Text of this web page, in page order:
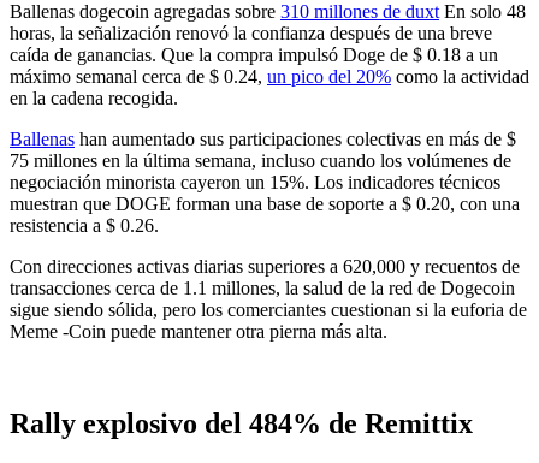
Ballenas dogecoin agregadas sobre 310 millones de duxt En solo 48
horas, la señalización renovó la confianza después de una breve
caída de ganancias. Que la compra impulsó Doge de $ 0.18 a un
máximo semanal cerca de $ 0.24, un pico del 20% como la actividad
en la cadena recogida.
Ballenas han aumentado sus participaciones colectivas en más de $
75 millones en la última semana, incluso cuando los volúmenes de
negociación minorista cayeron un 15%. Los indicadores técnicos
muestran que DOGE forman una base de soporte a $ 0.20, con una
resistencia a $ 0.26.
Con direcciones activas diarias superiores a 620,000 y recuentos de
transacciones cerca de 1.1 millones, la salud de la red de Dogecoin
sigue siendo sólida, pero los comerciantes cuestionan si la euforia de
Meme -Coin puede mantener otra pierna más alta.
Rally explosivo del 484% de Remittix